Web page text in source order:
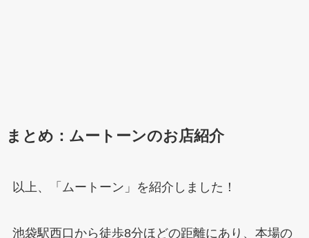
まとめ：ムートーンのお店紹介
以上、「ムートーン」を紹介しました！
池袋駅西口から徒歩8分ほどの距離にあり、本場の